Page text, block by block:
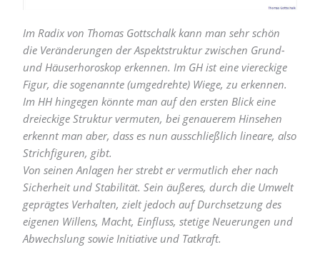
Im Radix von Thomas Gottschalk kann man sehr schön
die Veränderungen der Aspektstruktur zwischen Grund-
und Häuserhoroskop erkennen.Im GH ist eine viereckige
Figur, die sogenannte (umgedrehte) Wiege, zu erkennen.
Im HH hingegen könnte man auf den ersten Blick eine
dreieckige Struktur vermuten, bei genauerem Hinsehen
erkennt man aber, dass es nun ausschließlich lineare, also
Strichfiguren, gibt.
Von seinen Anlagen her strebt er vermutlich eher nach
Sicherheit und Stabilität. Sein äußeres, durch die Umwelt
geprägtes Verhalten, zielt jedoch auf Durchsetzung des
eigenen Willens, Macht, Einfluss, stetige Neuerungen und
Abwechslung sowie Initiative und Tatkraft.